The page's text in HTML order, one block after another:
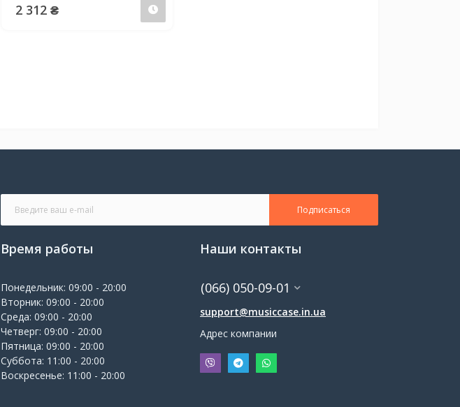
2 312 ₴
Подписаться
Время работы
Понедельник: 09:00 - 20:00
Вторник: 09:00 - 20:00
Среда: 09:00 - 20:00
Четверг: 09:00 - 20:00
Пятница: 09:00 - 20:00
Суббота: 11:00 - 20:00
Воскресенье: 11:00 - 20:00
Наши контакты
(066) 050-09-01
support@musiccase.in.ua
Адрес компании